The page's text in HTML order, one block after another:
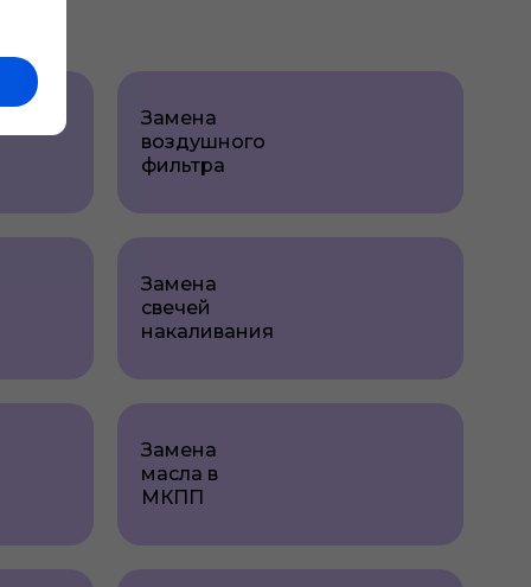
Замена
воздушного
фильтра
Замена
свечей
накаливания
Замена
масла в
МКПП